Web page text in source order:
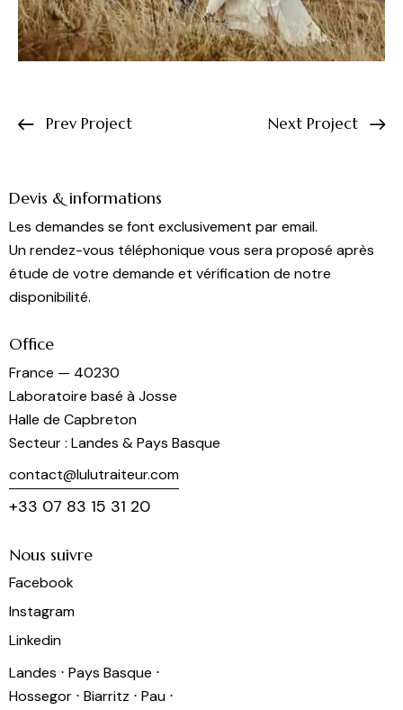
Prev Project Next Project
Devis & informations
Les demandes se font exclusivement par email.
Un rendez-vous téléphonique vous sera proposé après
étude de votre demande et vérification de notre
disponibilité.
Office
France — 40230
Laboratoire basé à Josse
Halle de Capbreton
Secteur : Landes & Pays Basque
contact@lulutraiteur.com
+33 07 83 15 31 20
Nous suivre
Facebook
Instagram
Linkedin
Landes ⋅ Pays Basque ⋅
Hossegor ⋅ Biarritz ⋅ Pau ⋅